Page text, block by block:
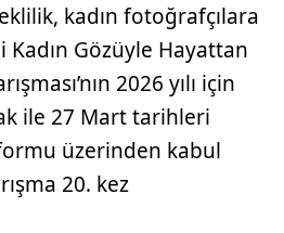
Artvin
Aydın
Balıkesir
Bilecik
Bingöl
kadın fotoğrafçılara
Gözüyle Hayattan
2026 yılı için
ile 27 Mart tarihleri
üzerinden kabul
20. kez